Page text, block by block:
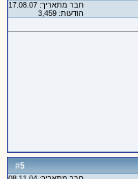
חבר מתאריך: 17.08.07
הודעות: 3,459
#
5